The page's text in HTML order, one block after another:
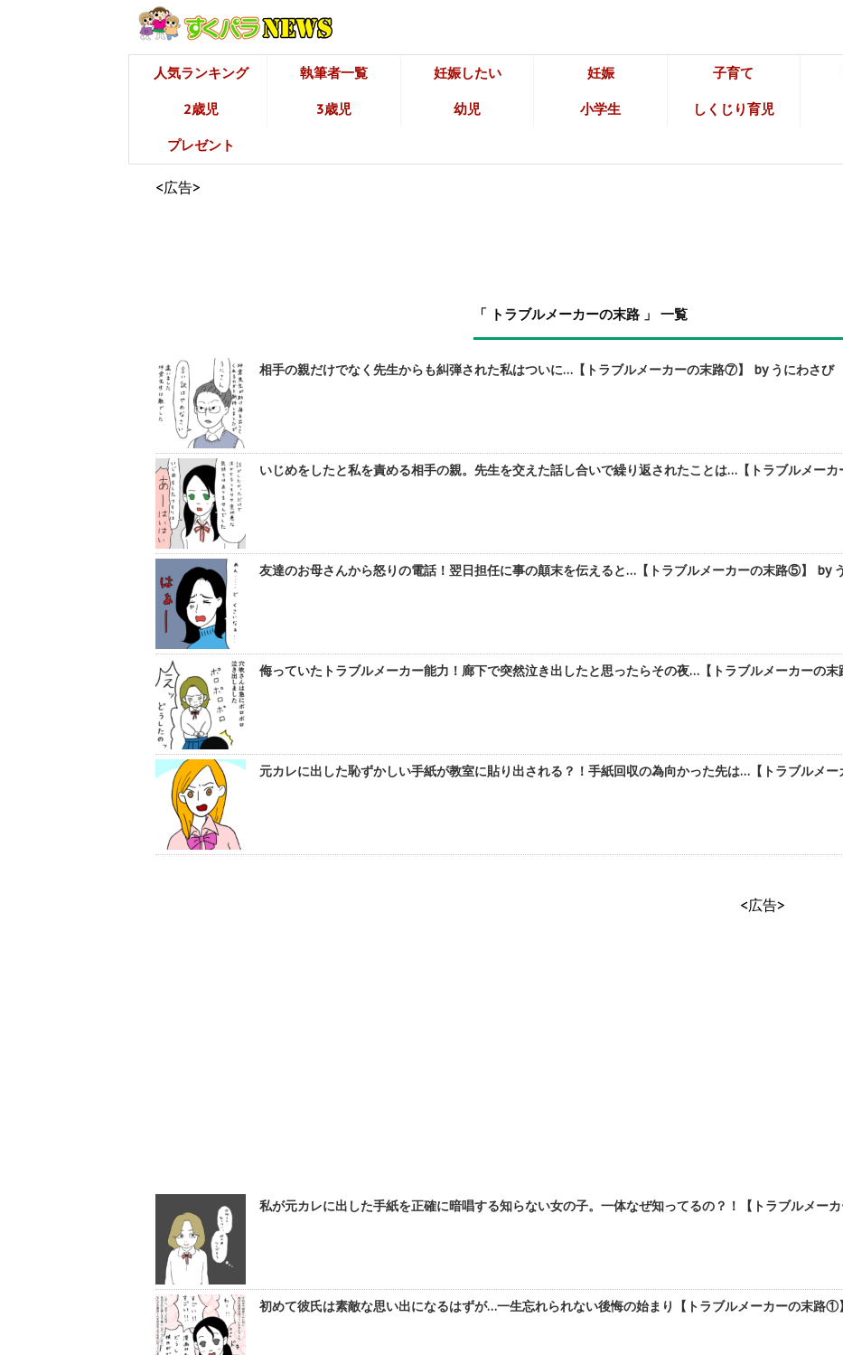
人気ランキング 執筆者一覧 妊娠したい 妊娠 子育て
2歳児 3歳児 幼児 小学生 しくじり育児
プレゼント
<広告>
「 トラブルメーカーの末路 」 一覧
相手の親だけでなく先生からも糾弾された私はついに…【トラブルメーカーの末路⑦】 by うにわさび
いじめをしたと私を責める相手の親。先生を交えた話し合いで繰り返されたことは…【トラブルメー
友達のお母さんから怒りの電話！翌日担任に事の顛末を伝えると…【トラブルメーカーの末路⑤】 by
侮っていたトラブルメーカー能力！廊下で突然泣き出したと思ったらその夜…【トラブルメーカーの
元カレに出した恥ずかしい手紙が教室に貼り出される？！手紙回収の為向かった先は…【トラブルメ
<広告>
私が元カレに出した手紙を正確に暗唱する知らない女の子。一体なぜ知ってるの？！【トラブルメー
初めて彼氏は素敵な思い出になるはずが…一生忘れられない後悔の始まり【トラブルメーカーの末路①